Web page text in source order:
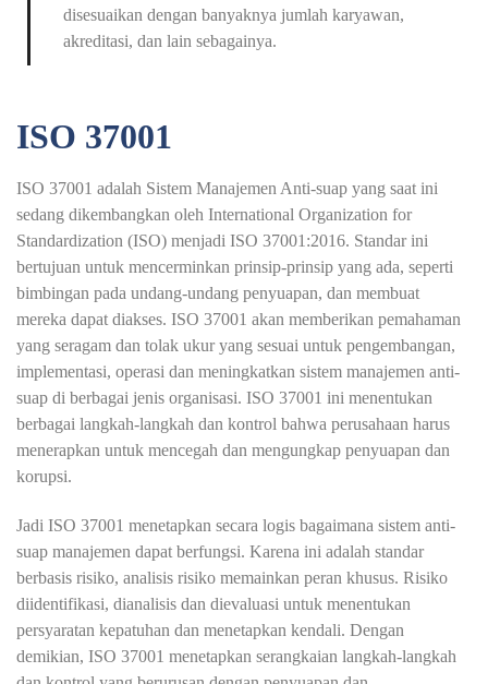
disesuaikan dengan banyaknya jumlah karyawan,
akreditasi, dan lain sebagainya.
ISO 37001
ISO 37001 adalah Sistem Manajemen Anti-suap yang saat ini
sedang dikembangkan oleh International Organization for
Standardization (ISO) menjadi ISO 37001:2016. Standar ini
bertujuan untuk mencerminkan prinsip-prinsip yang ada, seperti
bimbingan pada undang-undang penyuapan, dan membuat
mereka dapat diakses. ISO 37001 akan memberikan pemahaman
yang seragam dan tolak ukur yang sesuai untuk pengembangan,
implementasi, operasi dan meningkatkan sistem manajemen anti-
suap di berbagai jenis organisasi. ISO 37001 ini menentukan
berbagai langkah-langkah dan kontrol bahwa perusahaan harus
menerapkan untuk mencegah dan mengungkap penyuapan dan
korupsi.
Jadi ISO 37001 menetapkan secara logis bagaimana sistem anti-
suap manajemen dapat berfungsi. Karena ini adalah standar
berbasis risiko, analisis risiko memainkan peran khusus. Risiko
diidentifikasi, dianalisis dan dievaluasi untuk menentukan
persyaratan kepatuhan dan menetapkan kendali. Dengan
demikian, ISO 37001 menetapkan serangkaian langkah-langkah